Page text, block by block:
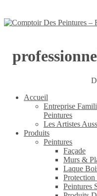
Accueil
Entreprise
Peintures
Les Artistes
Produits
Peintures
Façade
Murs &
Laque
Peintures